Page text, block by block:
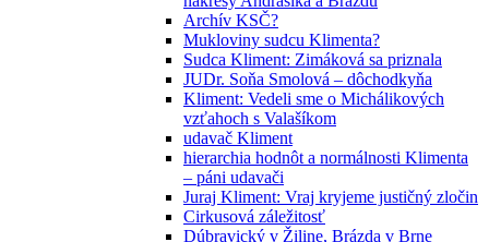
Archív KSČ?
Mukloviny sudcu Klimenta?
Sudca Kliment: Zimáková sa priznala
JUDr. Soňa Smolová – dôchodkyňa
Kliment: Vedeli sme o Michálikových
vzťahoch s Valašíkom
udavač Kliment
hierarchia hodnôt a normálnosti Klimenta
– páni udavači
Juraj Kliment: Vraj kryjeme justičný zločin
Cirkusová záležitosť
Dúbravický v Žiline, Brázda v Brne